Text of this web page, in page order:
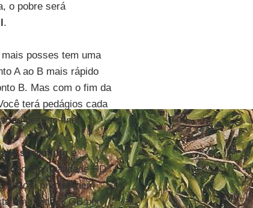
o pobre será
.
posses tem uma
A ao B mais rápido
B. Mas com o fim da
terá pedágios cada
ao destino final.
destreaminge
em qualidade HD
(não é preciso nem
em média 3 GB por